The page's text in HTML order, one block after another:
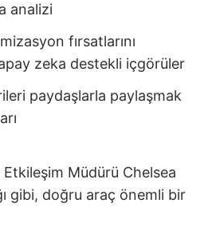
analizi
fırsatlarını
zeka destekli içgörüler
paydaşlarla paylaşmak
Müdürü Chelsea
gibi, doğru araç önemli bir